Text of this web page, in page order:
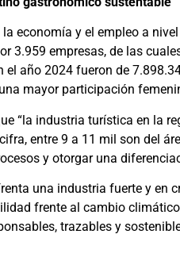
economía y el empleo a
3.959 empresas, de las
año 2024 fueron de
mayor participación
“la industria turística en la
entre 9 a 11 mil son del
y otorgar una
una industria fuerte y
frente al cambio
trazables y